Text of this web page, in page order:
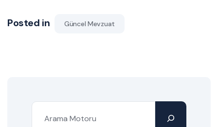
Posted in Güncel Mevzuat